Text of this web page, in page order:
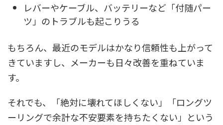
レバーやケーブル、バッテリーなど「付随パー
ツ」のトラブルも起こりうる
もちろん、最近のモデルはかなり信頼性も上がって
きていますし、メーカーも日々改善を重ねていま
す。
それでも、「絶対に壊れてほしくない」「ロングツ
ーリングで余計な不安要素を持ちたくない」という